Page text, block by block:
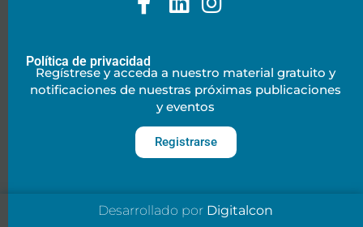
Política de privacidad
Regístrese y acceda a nuestro material gratuito y
notificaciones de nuestras próximas publicaciones
y eventos
Registrarse
Desarrollado por Digitalcon